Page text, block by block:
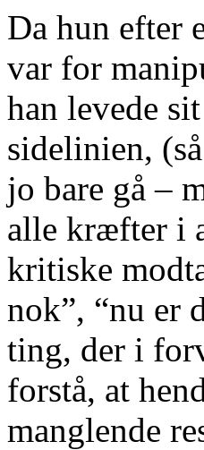
Da hun efter
var for
han levede
sidelinien,
jo bare gå –
alle kræfter i
kritiske
nok”, “nu er
ting, der i
forstå, at
manglende